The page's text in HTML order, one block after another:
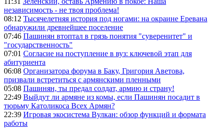
независимость - не твоя проблема!
08:12 Тысячелетняя история под ногами: на окраине Еревана
обнаружили древнейшее поселение
07:46 Пашинян втоптал в грязь понятия "суверенитет" и
"государственность"
07:01 Согласие на поступление в вуз: ключевой этап для
абитуриента
06:08 Организатора форума в Баку, Григория Аветова,
призвали встретиться с армянскими пленными
05:08 Пашинян, ты предал солдат, армию и страну!
22:49 Выйдут ли армяне из комы, если Пашинян посадит в
тюрьму Католикоса Всех Армян?
22:39 Игровая экосистема Вулкан: обзор функций и формата
работы